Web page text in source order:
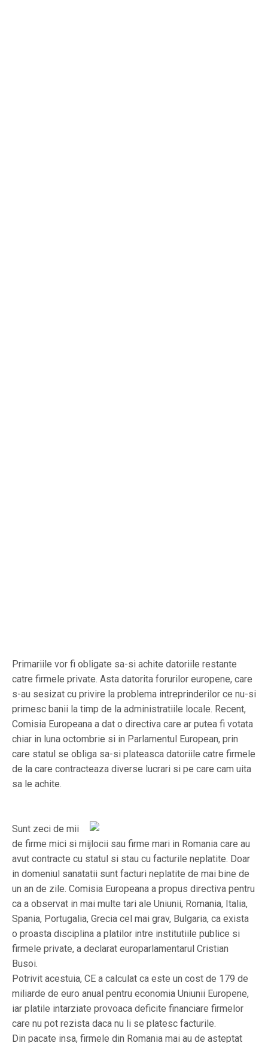
Primariile vor fi obligate sa-si achite datoriile restante
catre firmele private. Asta datorita forurilor europene, care
s-au sesizat cu privire la problema intreprinderilor ce nu-si
primesc banii la timp de la administratiile locale. Recent,
Comisia Europeana a dat o directiva care ar putea fi votata
chiar in luna octombrie si in Parlamentul European, prin
care statul se obliga sa-si plateasca datoriile catre firmele
de la care contracteaza diverse lucrari si pe care cam uita
sa le achite.
Sunt zeci de mii
de firme mici si mijlocii sau firme mari in Romania care au
avut contracte cu statul si stau cu facturile neplatite. Doar
in domeniul sanatatii sunt facturi neplatite de mai bine de
un an de zile. Comisia Europeana a propus directiva pentru
ca a observat in mai multe tari ale Uniunii, Romania, Italia,
Spania, Portugalia, Grecia cel mai grav, Bulgaria, ca exista
o proasta disciplina a platilor intre institutiile publice si
firmele private, a declarat europarlamentarul Cristian
Busoi.
Potrivit acestuia, CE a calculat ca este un cost de 179 de
miliarde de euro anual pentru economia Uniunii Europene,
iar platile intarziate provoaca deficite financiare firmelor
care nu pot rezista daca nu li se platesc facturile.
Din pacate insa, firmele din Romania mai au de asteptat